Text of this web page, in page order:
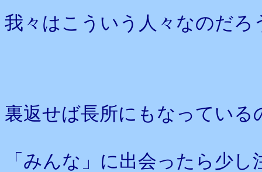
我々はこういう人々なのだろ
裏返せば長所にもなっている
「みんな」に出会ったら少